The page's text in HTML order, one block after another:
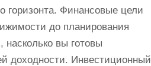
горизонта. Финансовые цели
до планирования
насколько вы готовы
доходности. Инвестиционный